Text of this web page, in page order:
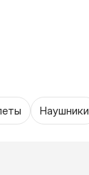
Наушники